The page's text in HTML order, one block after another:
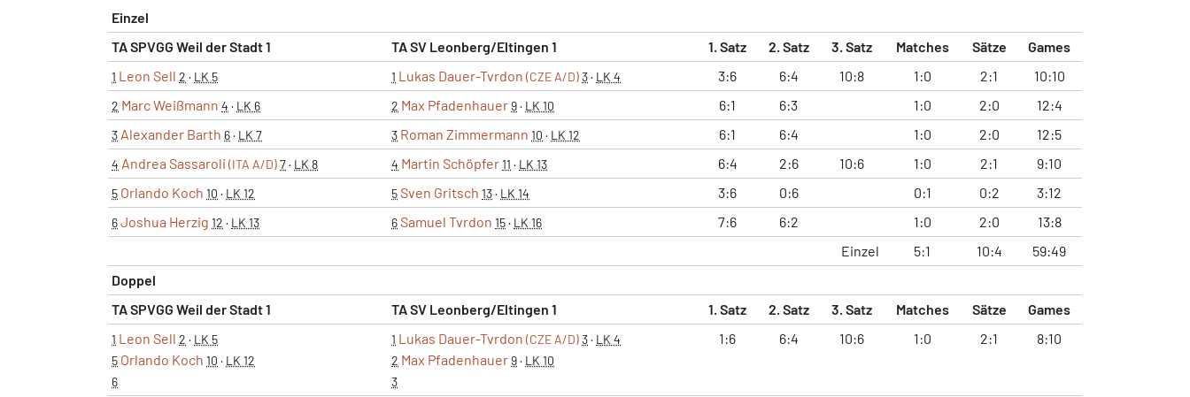
Einzel
TA SPVGG Weil der Stadt 1
TA SV Leonberg/Eltingen 1 1. Satz 2. Satz 3. Satz Matches Sätze Games
1 Leon Sell 2 · LK 5 1 Lukas Dauer-Tvrdon (CZE A/D)3· LK 4 3:6 6:4 10:8 1:0 2:1 10:10
2 Marc Weißmann 4 · LK 6 2 Max Pfadenhauer9· LK 10 6:1 6:3 1:0 2:0 12:4
3 Alexander Barth 6· LK 7 3 Roman Zimmermann 10 · LK 12 6:1 6:4 1:0 2:0 12:5
4 Andrea Sassaroli (ITA A/D)7· LK 8 4 Martin Schöpfer11 · LK 13 6:4 2:6 10:6 1:0 2:1 9:10
5 Orlando Koch 10 · LK 12 5Sven Gritsch 13· LK 14 3:6 0:6 0:1 0:2 3:12
6Joshua Herzig 12 · LK 13 6Samuel Tvrdon 15· LK 16 7:6 6:2 1:0 2:0
13:8
Einzel
5:1 10:4
59:49
Doppel
TA SPVGG Weil der Stadt 1
TA SV Leonberg/Eltingen 1 1. Satz 2. Satz 3. Satz Matches Sätze Games
1 Leon Sell 2 · LK 5
5 Orlando Koch 10 · LK 12
6
1 Lukas Dauer-Tvrdon (CZE A/D)3· LK 4
2 Max Pfadenhauer9· LK 10
3
1:6 6:4 10:6 1:0 2:1 8:10